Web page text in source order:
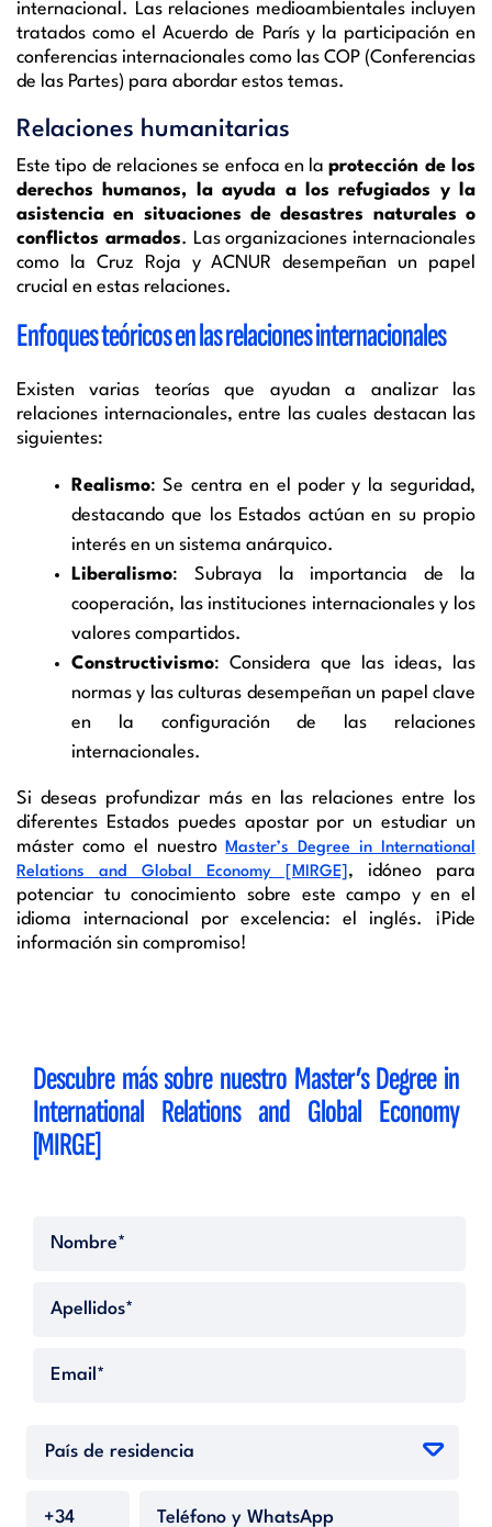
internacional. Las relaciones medioambientales incluyen
tratados como el Acuerdo de París y la participación en
conferencias internacionales como las COP (Conferencias
de las Partes) para abordar estos temas.
Relaciones humanitarias
Este tipo de relaciones se enfoca en laprotección de los
derechos humanos, la ayuda a los refugiados y la
asistencia en situaciones de desastres naturales o
conflictos armados. Las organizaciones internacionales
como la Cruz Roja y ACNUR desempeñan un papel
crucial en estas relaciones.
Enfoques teóricos en las relaciones internacionales
Existen varias teorías que ayudan a analizar las
relaciones internacionales, entre las cuales destacan las
siguientes:
Realismo: Se centra en el poder y la seguridad,
destacando que los Estados actúan en su propio
interés en un sistema anárquico.
Liberalismo: Subraya la importancia de la
cooperación, las instituciones internacionales y los
valores compartidos.
Constructivismo: Considera que las ideas, las
normas y las culturas desempeñan un papel clave
en la configuración de las relaciones
internacionales.
Si deseas profundizar más en las relaciones entre los
diferentes Estados puedes apostar por un estudiar un
máster como el nuestroMaster’s Degree in International
Relations and Global Economy [MIRGE] , idóneo para
potenciar tu conocimiento sobre este campo y en el
idioma internacional por excelencia: el inglés. ¡Pide
información sin compromiso!
Descubre más sobre nuestro Master’s Degree in
International Relations and Global Economy
[MIRGE]